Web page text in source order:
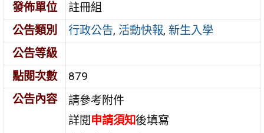
發佈單位
註冊組
公告類別
行政公告, 活動快報,新生入學
公告等級
點閱次數
879
公告內容
請參考附件
詳閱申請須知後填寫